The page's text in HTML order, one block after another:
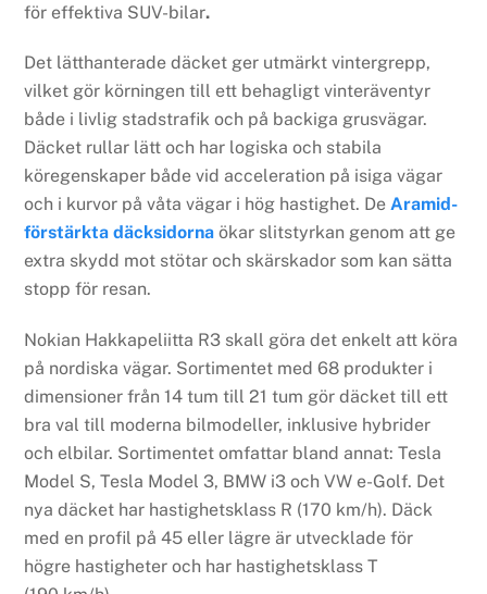
för effektiva SUV-bilar.
Det lätthanterade däcket ger utmärkt vintergrepp,
vilket gör körningen till ett behagligt vinteräventyr
både i livlig stadstrafik och på backiga grusvägar.
Däcket rullar lätt och har logiska och stabila
köregenskaper både vid acceleration på isiga vägar
och i kurvor på våta vägar i hög hastighet. DeAramid-
förstärkta däcksidorna ökar slitstyrkan genom att ge
extra skydd mot stötar och skärskador som kan sätta
stopp för resan.
Nokian Hakkapeliitta R3 skall göra det enkelt att köra
på nordiska vägar. Sortimentet med 68 produkter i
dimensioner från 14 tum till 21 tum gör däcket till ett
bra val till moderna bilmodeller, inklusive hybrider
och elbilar. Sortimentet omfattar bland annat: Tesla
Model S, Tesla Model 3, BMW i3 och VW e-Golf. Det
nya däcket har hastighetsklass R (170 km/h). Däck
med en profil på 45 eller lägre är utvecklade för
högre hastigheter och har hastighetsklass T